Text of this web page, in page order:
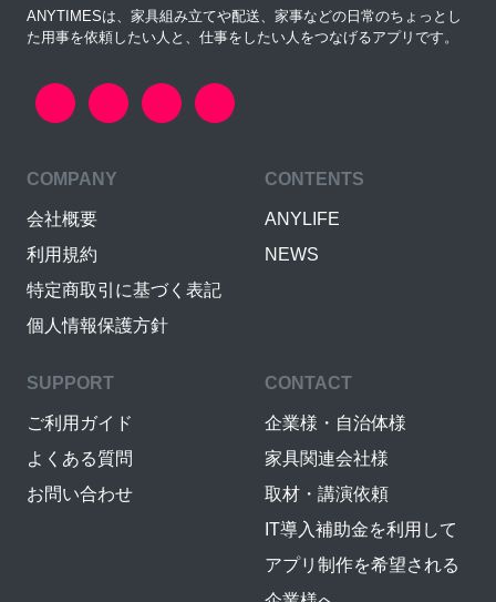
ANYTIMESは、家具組み立てや配送、家事などの日常のちょっとし
た用事を依頼したい人と、仕事をしたい人をつなげるアプリです。
COMPANY
会社概要
利用規約
特定商取引に基づく表記
個人情報保護方針
CONTENTS
ANYLIFE
NEWS
SUPPORT
ご利用ガイド
よくある質問
お問い合わせ
CONTACT
企業様・自治体様
家具関連会社様
取材・講演依頼
IT導入補助金を利用して
アプリ制作を希望される